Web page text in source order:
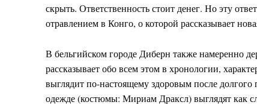
скрыть. Ответственность стоит денег. Но эту
отравлением в Конго, о которой рассказывает
В бельгийском городе Диберн также намеренно
рассказывает обо всем этом в хронологии,
выглядит по-настоящему здоровым после
одежде (костюмы: Мириам Драксл) выглядят как